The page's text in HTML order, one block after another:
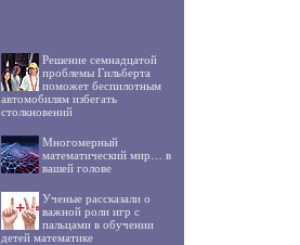
Решение семнадцатой
проблемы Гильберта
поможет беспилотным
автомобилям избегать
столкновений
Многомерный
математический мир… в
вашей голове
Ученые рассказали о
важной роли игр с
пальцами в обучении
детей математике